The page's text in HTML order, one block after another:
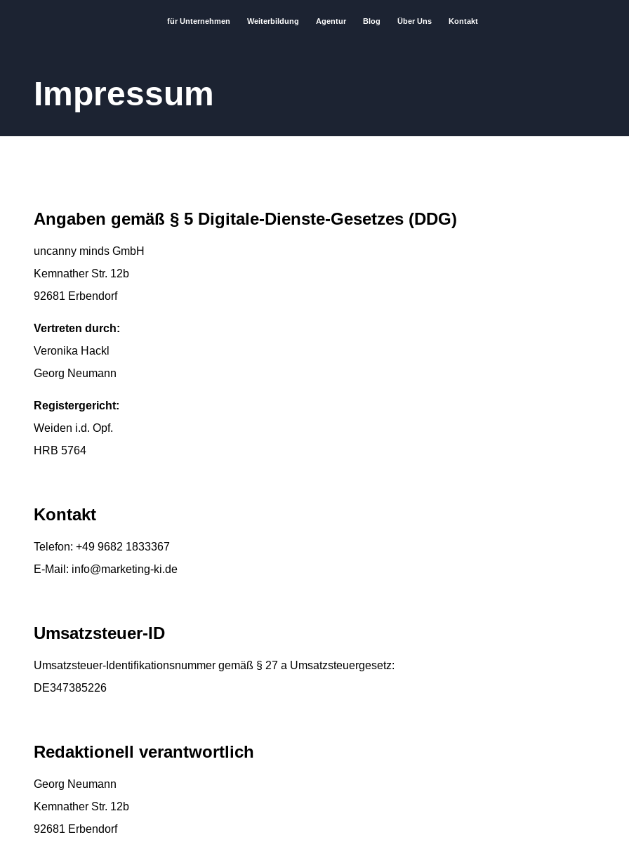
für Unternehmen Weiterbildung Agentur Blog Über Uns Kontakt
Impressum
Angaben gemäß § 5 Digitale-Dienste-Gesetzes (DDG)
uncanny minds GmbH
Kemnather Str. 12b
92681 Erbendorf
Vertreten durch:
Veronika Hackl
Georg Neumann
Registergericht:
Weiden i.d. Opf.
HRB 5764
Kontakt
Telefon: +49 9682 1833367
E-Mail: info@marketing-ki.de
Umsatzsteuer-ID
Umsatzsteuer-Identifikationsnummer gemäß § 27 a Umsatzsteuergesetz:
DE347385226
Redaktionell verantwortlich
Georg Neumann
Kemnather Str. 12b
92681 Erbendorf